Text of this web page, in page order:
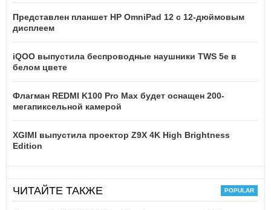
Представлен планшет HP OmniPad 12 с 12-дюймовым
дисплеем
iQOO выпустила беспроводные наушники TWS 5e в
белом цвете
Флагман REDMI K100 Pro Max будет оснащен 200-
мегапиксельной камерой
XGIMI выпустила проектор Z9X 4K High Brightness
Edition
ЧИТАЙТЕ ТАКЖЕ